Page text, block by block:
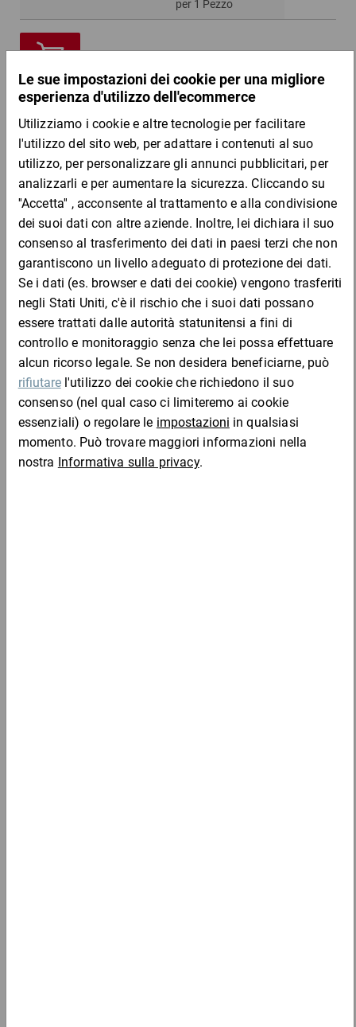
per 1 Pezzo
DESCRIZIONE DEL PRODOTTO
Dotato di predisposizione interna a 6 punti e fessura di incastro
per protezioni auricolari e per il viso. Disponibile in quattro colori.
Vantaggi:
uso autorizzato fino a –30 °C
testato e conforme a EN 397:2012
Materiale:
Chi ha acquistato questo articolo ha acquistato
anche